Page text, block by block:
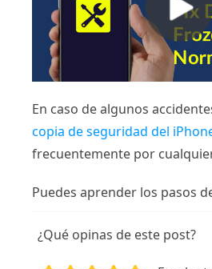
En caso de algunos
copia de seguridad del
frecuentemente por
Puedes aprender los pasos
¿Qué opinas de este post?